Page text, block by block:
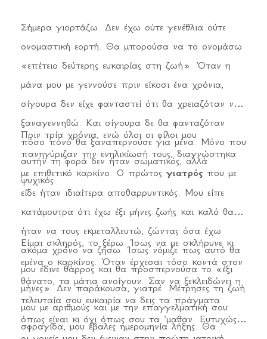
Σήμερα γιορτάζω. Δεν έχω ούτε γενέθλια ούτε
ονομαστική εορτή. Θα μπορούσα να το ονομάσω
«επέτειο δεύτερης ευκαιρίας στη ζωή». Όταν η
μάνα μου με γεννούσε πριν είκοσι ένα χρόνια,
σίγουρα δεν είχε φανταστεί ότι θα χρειαζόταν να
ξαναγεννηθώ. Και σίγουρα δε θα φανταζόταν
πόσο πόνο θα ξαναπερνούσε για μένα. Μόνο που
αυτήν τη φορά δεν ήταν σωματικός, αλλά
ψυχικός.
Πριν τρία χρόνια, ενώ όλοι οι φίλοι μου
πανηγύριζαν την ενηλικίωσή τους, διαγνώστηκα
με επιθετικό καρκίνο. Ο πρώτος γιατρός που με
είδε ήταν ιδιαίτερα αποθαρρυντικός. Μου είπε
κατάμουτρα ότι έχω έξι μήνες ζωής και καλό θα
ήταν να τους εκμεταλλευτώ, ζώντας όσα έχω
ακόμα χρόνο να ζήσω. Ίσως νόμιζε πως αυτό θα
μου έδινε θάρρος και θα προσπερνούσα το «έξι
μήνες». Δεν παράκουσα, γιατρέ. Μέτρησες τη ζωή
μου με αριθμούς και με την επαγγελματική σου
σφραγίδα, μου έβαλες ημερομηνία λήξης. Θα
Είμαι σκληρός, το ξέρω. Ίσως να με σκλήρυνε κι
εμένα ο καρκίνος. Όταν έρχεσαι τόσο κοντά στον
θάνατο, τα μάτια ανοίγουν. Σαν να ξεκλειδώνει η
τελευταία σου ευκαιρία να δεις τα πράγματα
όπως είναι κι όχι όπως σου τα ‘μαθαν. Ευτυχώς